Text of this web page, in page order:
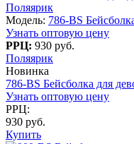
Поляярик
Модель: 786-BS
Узнать оптовую цену
РРЦ: 930 руб.
Поляярик
Новинка
786-BS Бейсболка для
Узнать оптовую цену
РРЦ:
930 руб.
Купить